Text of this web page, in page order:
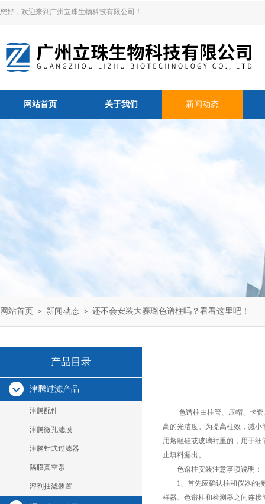
您好，欢迎来到广州立珠生物科技有限公司！
网站首页 关于我们 新闻动态
网站首页 ＞ 新闻动态 ＞ 还不会安装大赛璐色谱柱吗？看看这里吧！
产品目录
津腾过滤产品
津腾配件
津腾微孔滤膜
津腾针式过滤器
隔膜真空泵
溶剂抽滤装置
色谱柱由柱管、压帽、卡套、
高的光洁度。为提高柱效，减
用熔融硅或玻璃衬里的，用于
止填料漏出。
色谱柱安装注意事项说明：
1、首先应确认柱和仪器的接
样器、色谱柱和检测器之间连